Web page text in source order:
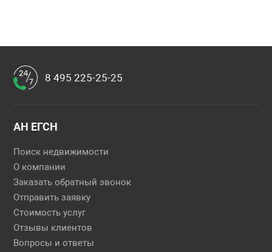
8 495 225-25-25
АН ЕГСН
Поиск недвижимости
О компании
Заказать обратный звонок
Отправить заявку
Стоимость услуг
Отзывы клиентов
Вопросы и ответы